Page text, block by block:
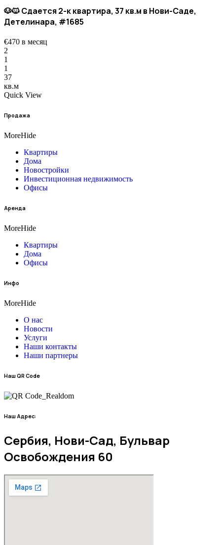
🐶🐱 Сдается 2-к квартира, 37 кв.м в Нови-Саде,
Детелинара, #1685
€470 в месяц
2
1
1
37
кв.м
Quick View
Продажа
MoreHide
Квартиры
Дома
Новостройки
Инвестиционная недвижимость
Офисы
Аренда
MoreHide
Квартиры
Дома
Офисы
Инфо
MoreHide
О нас
Новости
Услуги
Наши контакты
Наши партнеры
Наш QR Code
Наш Адрес:
Сербия, Нови-Сад, Бульвар
Освобождения 60